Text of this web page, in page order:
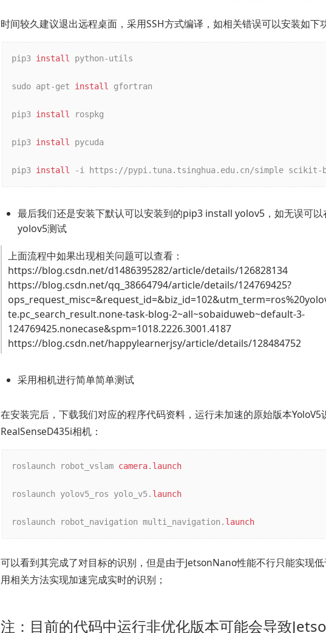
时间较久建议退出远程桌面，采用SSH方式编译，如相关错误可以安装如下
pip3 install python-utils
sudo apt-get install gfortran
pip3 install rospkg
pip3 install pycuda
pip3 install -i https://pypi.tuna.tsinghua.edu.cn/simple scikit-
最后我们还是安装下默认可以安装到的pip3 install yolov5，如无误可
yolov5测试
上面流程中如果出现相关问题可以查看：
https://blog.csdn.net/d1486395282/article/details/126828134
https://blog.csdn.net/qq_38664794/article/details/124769425?
te.pc_search_result.none-task-blog-2~all~sobaiduweb~default-3-
124769425.nonecase&spm=1018.2226.3001.4187
https://blog.csdn.net/happylearnerjsy/article/details/128484752
采用相机进行简单简单测试
在安装完后，下载我们对应的程序代码资料，运行未加速的原始版本YoloV5
RealSenseD435i相机：
roslaunch robot_vslam camera. launch
roslaunch yolov5_ros yolo_v5. launch
roslaunch robot_navigation multi_navigation. launch
可以看到其完成了对目标的识别，但是由于JetsonNano性能不行只能实现
用相关方法实现加速完成实时的识别；
注：目前的代码中运行非优化版本可能会导致